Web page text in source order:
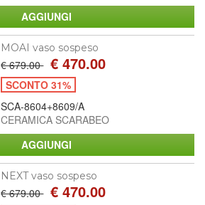
MOAI vaso sospeso
€ 679.00 € 470.00
SCONTO 31%
SCA-8604+8609/A
CERAMICA SCARABEO
NEXT vaso sospeso
€ 679.00 € 470.00